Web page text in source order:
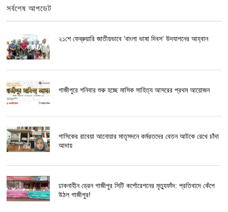
সর্বশেষ আপডেট
২১শে ফেব্রুয়ারি জাতীয়ভাবে ‘বাংলা ভাষা দিবস’ উদযাপনের আহ্বান
গাজীপুরে শনিবার শুরু হচ্ছে মাসিক সাহিত্য আসরের প্রথম আয়োজন
গাসিকের রাবেয়া আনোয়ার মাতৃসদনে কর্মরতদের বেতন আটকে রেখে চাঁদা
আদায়
ঢাকনাহীন ড্রেন গাজীপুর সিটি কর্পোরেশনের মৃত্যুফাঁদ: প্রতিবাদে কেঁপে
উঠল গাজীপুর!